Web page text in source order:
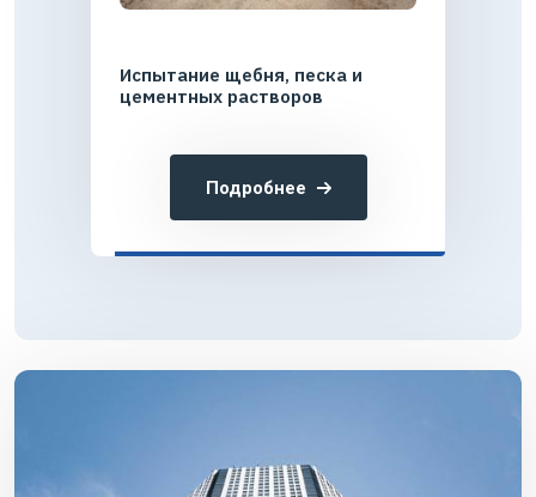
Испытание щебня, песка и
цементных растворов
Подробнее